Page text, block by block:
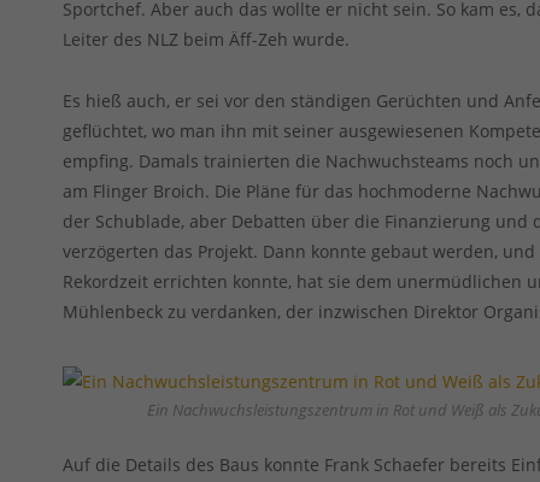
Sportchef. Aber auch das wollte er nicht sein. So kam es,
Leiter des NLZ beim Äff-Zeh wurde.
Es hieß auch, er sei vor den ständigen Gerüchten und
geflüchtet, wo man ihn mit seiner ausgewiesenen
empfing. Damals trainierten die Nachwuchsteams noch
am Flinger Broich. Die Pläne für das hochmoderne
der Schublade, aber Debatten über die Finanzierung und
verzögerten das Projekt. Dann konnte gebaut werden,
Rekordzeit errichten konnte, hat sie dem unermüdlichen
Mühlenbeck zu verdanken, der inzwischen Direktor
Ein Nachwuchsleistungszentrum in Rot und Weiß als
Auf die Details des Baus konnte Frank Schaefer bereits